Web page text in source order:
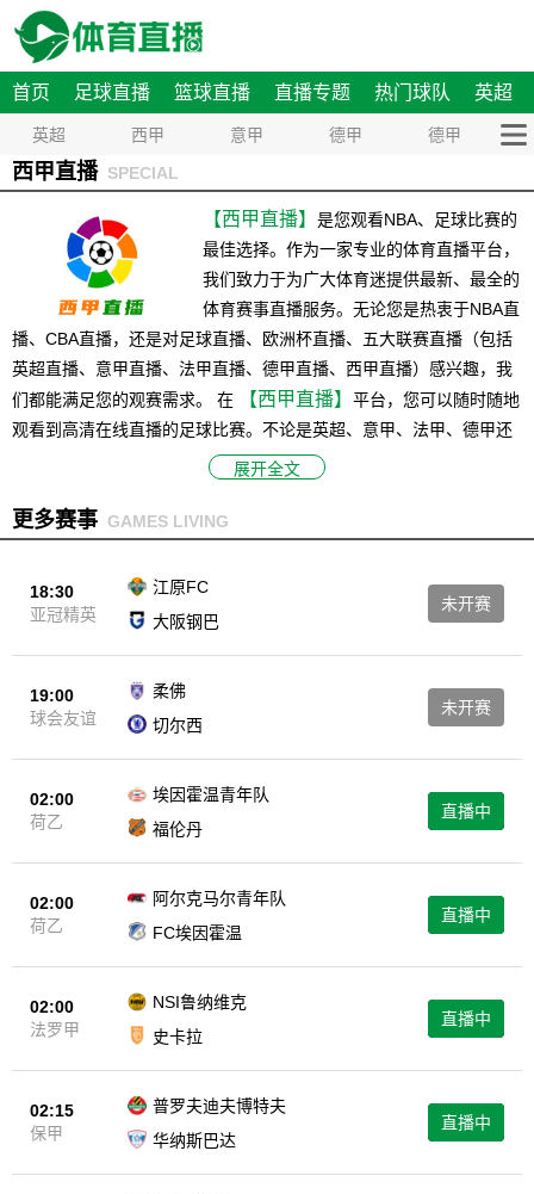
首页 足球直播 篮球直播 直播专题 热门球队 英超
英超 西甲 意甲 德甲 德甲
西甲直播 SPECIAL
【西甲直播】是您观看NBA、足球比赛的
最佳选择。作为一家专业的体育直播平台，
我们致力于为广大体育迷提供最新、最全的
体育赛事直播服务。无论您是热衷于NBA直
播、CBA直播，还是对足球直播、欧洲杯直播、五大联赛直播（包括
英超直播、意甲直播、法甲直播、德甲直播、西甲直播）感兴趣，我
们都能满足您的观赛需求。 在
【西甲直播】 平台，您可以随时随地
观看到高清在线直播的足球比赛。不论是英超、意甲、法甲、德甲还
是西甲，我们都能为您呈现每一场比赛的精彩瞬间，让您尽情感受足
直播服务，确保您不会错过任何一场精彩的比赛。 除了直播服务，
放等体育比赛的录像回放服务。这意味着，即使您错过了某场比赛的
直播，也可以随时通过我们的平台回顾比赛精彩瞬间；我们还提供比
验；无论您是NBA迷还是足球爱好者，我们都能满足您的观赛需求，
让您尽情享受体育的魅力。选择
，就是选择了与全球
体育爱好者一同分享激情的机会！
展开全文
更多赛事 GAMES LIVING
18:30
亚冠精英
江原FC
大阪钢巴
未开赛
19:00
球会友谊
柔佛
切尔西
未开赛
02:00
荷乙
埃因霍温青年队
福伦丹
直播中
02:00
荷乙
阿尔克马尔青年队
FC埃因霍温
直播中
02:00
法罗甲
NSI鲁纳维克
史卡拉
直播中
02:15
保甲
普罗夫迪夫博特夫
华纳斯巴达
直播中